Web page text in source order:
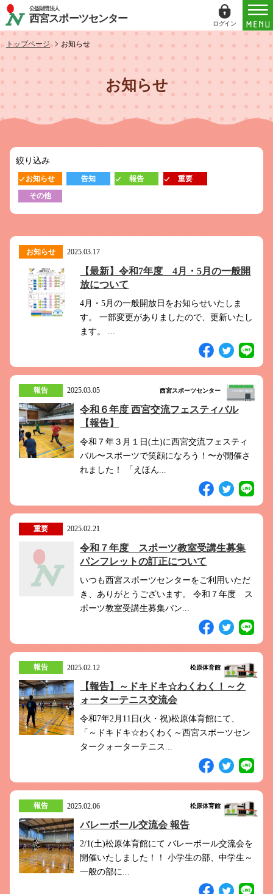
公益財団法人
西宮スポーツセンター ログイン
トップページ お知らせ
お知らせ
絞り込み
お知らせ 告知 報告 重要
その他
お知らせ 2025.03.17
【最新】令和7年度 4月・5月の一般開
放について
4月・5月の一般開放日をお知らせいたしま
す。 一部変更がありましたので、更新いたし
ます。 ...
報告 2025.03.05 西宮スポーツセンター
令和６年度 西宮交流フェスティバル
【報告】
令和７年３月１日(土)に西宮交流フェスティ
バル〜スポーツで笑顔になろう！〜が開催さ
れました！ 「えほん...
重要 2025.02.21
令和７年度 スポーツ教室受講生募集
パンフレットの訂正について
いつも西宮スポーツセンターをご利用いただ
き、ありがとうございます。 令和７年度 ス
ポーツ教室受講生募集パン...
報告 2025.02.12 松原体育館
【報告】～ドキドキ☆わくわく！～ク
ォーターテニス交流会
令和7年2月11日(火・祝)松原体育館にて、
「～ドキドキ☆わくわく～西宮スポーツセン
タークォーターテニス...
報告 2025.02.06 松原体育館
バレーボール交流会 報告
2/1(土)松原体育館にて バレーボール交流会を
開催いたしました！！ 小学生の部、中学生～
一般の部に...
ログイン
ID（メールアドレス）
パスワード
パスワードは半角数字、英小文字、英大文字
すべてを含む6文字以上
このホームページで会員登録がお済みの方
ログイン
このホームページで会員登録がまだの方
新規会員登録
こちら